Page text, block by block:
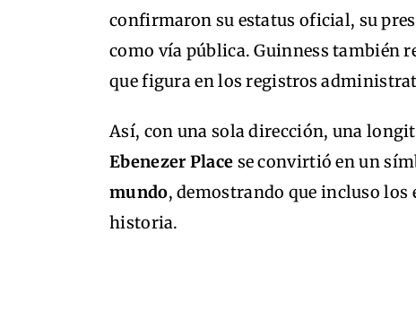
confirmaron su estatus oficial, su
como vía pública. Guinness también
que figura en los registros
Así, con una sola dirección, una
Ebenezer Place se convirtió en un
mundo, demostrando que incluso los
historia.